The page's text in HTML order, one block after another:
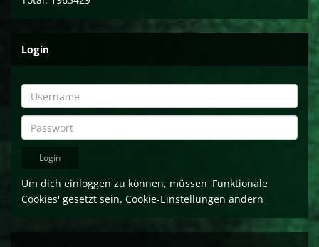
Login
Um dich einloggen zu können, müssen 'Funktionale
Cookies' gesetzt sein. Cookie-Einstellungen ändern